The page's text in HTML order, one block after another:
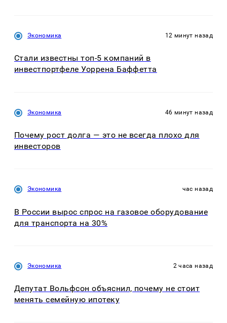
Экономика 12 минут назад
Стали известны топ-5 компаний в
инвестпортфеле Уоррена Баффетта
Экономика 46 минут назад
Почему рост долга — это не всегда плохо для
инвесторов
Экономика час назад
В России вырос спрос на газовое оборудование
для транспорта на 30%
Экономика 2 часа назад
Депутат Вольфсон объяснил, почему не стоит
менять семейную ипотеку